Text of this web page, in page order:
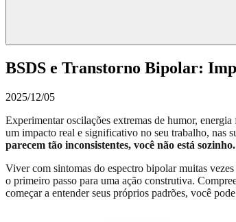
BSDS e Transtorno Bipolar:
2025/12/05
Experimentar oscilações extremas de humor,
um impacto real e significativo no seu trabalho, nas
parecem tão inconsistentes, você não está sozinho.
Viver com sintomas do espectro bipolar muitas
o primeiro passo para uma ação construtiva.
começar a entender seus próprios padrões, você pode